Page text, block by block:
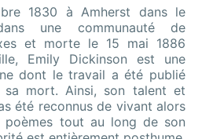
1830 à Amherst dans le
une communauté de
et morte le 15 mai 1886
Emily Dickinson est une
dont le travail a été publié
sa mort. Ainsi, son talent et
été reconnus de vivant alors
poèmes tout au long de son